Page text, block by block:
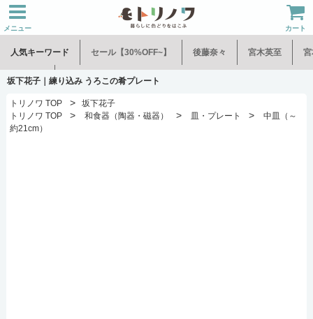
メニュー カート
人気キーワード セール【30%OFF~】 後藤奈々 宮木英至 宮
水谷和音 児玉修治
坂下花子｜練り込み うろこの肴プレート
トリノワ TOP >
坂下花子
トリノワ TOP
> 和食器（陶器・磁器） > 皿・プレート >
中皿（～
約21cm）